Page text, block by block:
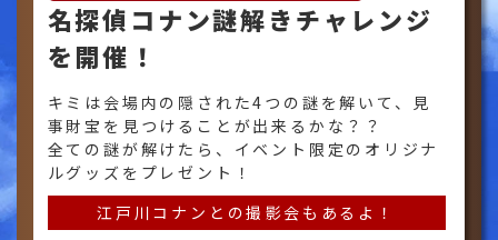
名探偵コナン謎解きチャレンジ
を開催！
キミは会場内の隠された4つの謎を解いて、見
事財宝を見つけることが出来るかな？？
全ての謎が解けたら、イベント限定のオリジナ
ルグッズをプレゼント！
江戸川コナンとの撮影会もあるよ！